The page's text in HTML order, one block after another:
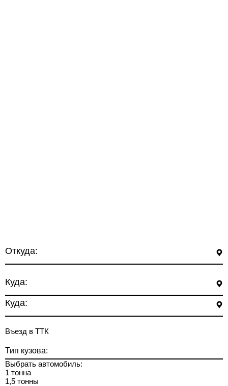
Откуда:
Куда:
Куда:
Въезд в ТТК
Тип кузова:
Выбрать автомобиль:
1 тонна
1,5 тонны